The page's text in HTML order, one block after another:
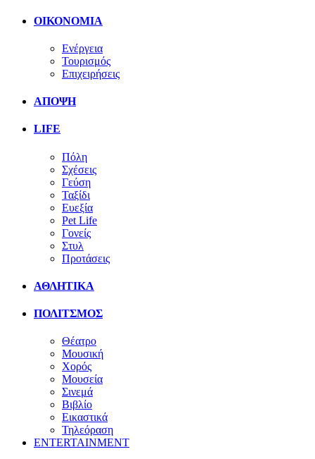
ΟΙΚΟΝΟΜΙΑ
Ενέργεια
Τουρισμός
Επιχειρήσεις
ΑΠΟΨΗ
LIFE
Πόλη
Σχέσεις
Γεύση
Ταξίδι
Ευεξία
Pet Life
Γονείς
Στυλ
Προτάσεις
ΑΘΛΗΤΙΚΑ
ΠΟΛΙΤΣΜΟΣ
Θέατρο
Μουσική
Χορός
Μουσεία
Σινεμά
Βιβλίο
Εικαστικά
Τηλεόραση
ENTERTAINMENT